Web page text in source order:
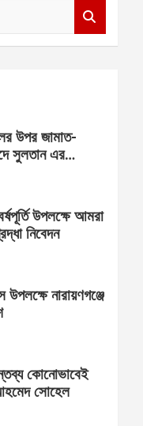
উপর জামাত-
সুলতান এর
উপলক্ষে আমরা
নিবেদন
নারায়ণগঞ্জে
কোনোভাবেই
সোহেল